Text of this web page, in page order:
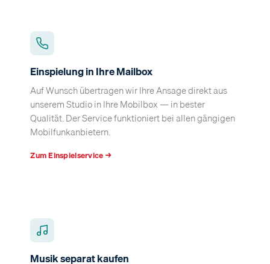
Einspielung in Ihre Mailbox
Auf Wunsch übertragen wir Ihre Ansage direkt aus
unserem Studio in Ihre Mobilbox — in bester
Qualität. Der Service funktioniert bei allen gängigen
Mobilfunkanbietern.
Zum Einspielservice →
Musik separat kaufen